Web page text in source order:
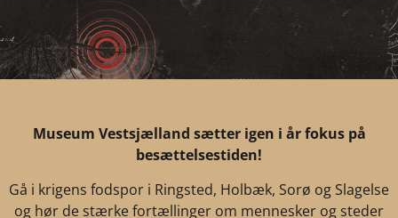
Museum Vestsjælland sætter igen i år fokus på
besættelsestiden!
Gå i krigens fodspor i Ringsted, Holbæk, Sorø og Slagelse
og hør de stærke fortællinger om mennesker og steder